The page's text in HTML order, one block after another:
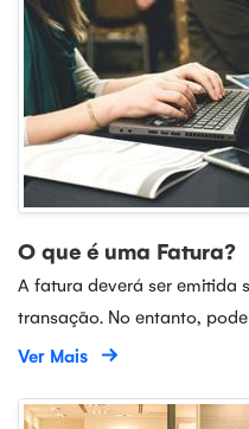
O que é uma Fatura?
A fatura deverá ser emitida
transação. No entanto,
Ver Mais